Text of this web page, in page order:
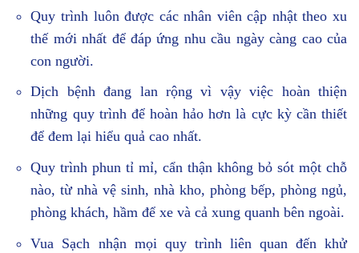
Quy trình luôn được các nhân viên cập nhật theo xu
thế mới nhất để đáp ứng nhu cầu ngày càng cao của
con người.
Dịch bệnh đang lan rộng vì vậy việc hoàn thiện
những quy trình để hoàn hảo hơn là cực kỳ cần thiết
để đem lại hiểu quả cao nhất.
Quy trình phun tỉ mỉ, cẩn thận không bỏ sót một chỗ
nào, từ nhà vệ sinh, nhà kho, phòng bếp, phòng ngủ,
phòng khách, hầm để xe và cả xung quanh bên ngoài.
Vua Sạch nhận mọi quy trình liên quan đến khử